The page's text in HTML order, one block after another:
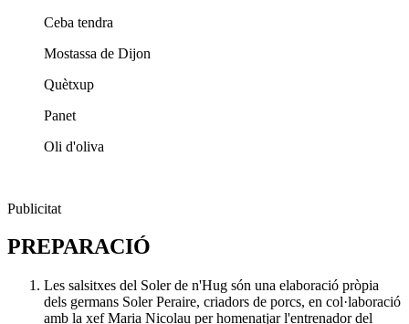
Ceba tendra
Mostassa de Dijon
Quètxup
Panet
Oli d'oliva
Publicitat
PREPARACIÓ
Les salsitxes del Soler de n'Hug són una elaboració pròpia
dels germans Soler Peraire, criadors de porcs, en col·laboració
amb la xef Maria Nicolau per homenatjar l'entrenador del